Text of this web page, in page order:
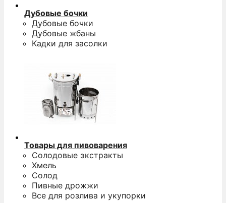
Дубовые бочки
Дубовые бочки
Дубовые жбаны
Кадки для засолки
Товары для пивоварения
Солодовые экстракты
Хмель
Солод
Пивные дрожжи
Все для розлива и укупорки